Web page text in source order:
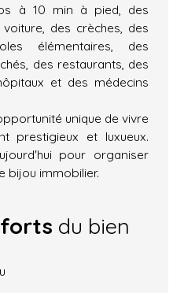
à 10 min à pied, des
des crèches, des
élémentaires, des
des restaurants, des
et des médecins
unique de vivre
prestigieux et luxueux.
pour organiser
bijou immobilier.
du bien